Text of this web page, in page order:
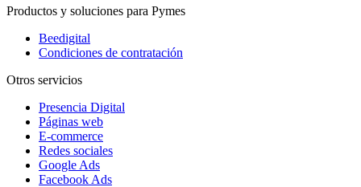
Productos y soluciones para Pymes
Beedigital
Condiciones de contratación
Otros servicios
Presencia Digital
Páginas web
E-commerce
Redes sociales
Google Ads
Facebook Ads